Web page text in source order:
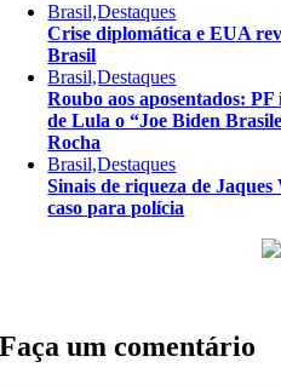
Brasil,Destaques
Crise diplomática e EUA
Brasil
Brasil,Destaques
Roubo aos aposentados:
de Lula o “Joe Biden
Rocha
Brasil,Destaques
Sinais de riqueza de
caso para polícia
Faça um comentário